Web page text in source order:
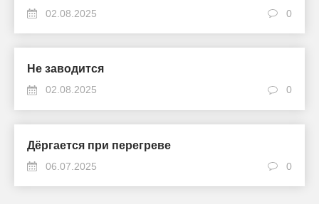
02.08.2025 0
Не заводится
02.08.2025 0
Дёргается при перегреве
06.07.2025 0